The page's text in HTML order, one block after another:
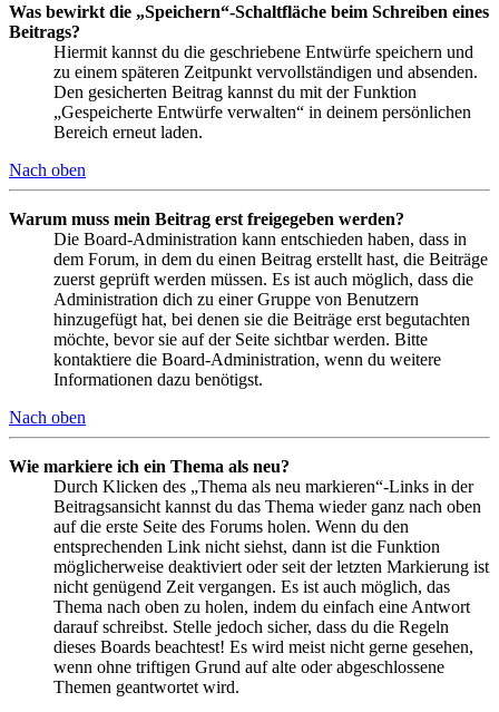
Was bewirkt die „Speichern“-Schaltfläche beim Schreiben eines
Beitrags?
Hiermit kannst du die geschriebene Entwürfe speichern und
zu einem späteren Zeitpunkt vervollständigen und absenden.
Den gesicherten Beitrag kannst du mit der Funktion
„Gespeicherte Entwürfe verwalten“ in deinem persönlichen
Bereich erneut laden.
Nach oben
Warum muss mein Beitrag erst freigegeben werden?
Die Board-Administration kann entschieden haben, dass in
dem Forum, in dem du einen Beitrag erstellt hast, die Beiträge
zuerst geprüft werden müssen. Es ist auch möglich, dass die
Administration dich zu einer Gruppe von Benutzern
hinzugefügt hat, bei denen sie die Beiträge erst begutachten
möchte, bevor sie auf der Seite sichtbar werden. Bitte
kontaktiere die Board-Administration, wenn du weitere
Informationen dazu benötigst.
Nach oben
Wie markiere ich ein Thema als neu?
Durch Klicken des „Thema als neu markieren“-Links in der
Beitragsansicht kannst du das Thema wieder ganz nach oben
auf die erste Seite des Forums holen. Wenn du den
entsprechenden Link nicht siehst, dann ist die Funktion
möglicherweise deaktiviert oder seit der letzten Markierung ist
nicht genügend Zeit vergangen. Es ist auch möglich, das
Thema nach oben zu holen, indem du einfach eine Antwort
darauf schreibst. Stelle jedoch sicher, dass du die Regeln
dieses Boards beachtest! Es wird meist nicht gerne gesehen,
wenn ohne triftigen Grund auf alte oder abgeschlossene
Themen geantwortet wird.